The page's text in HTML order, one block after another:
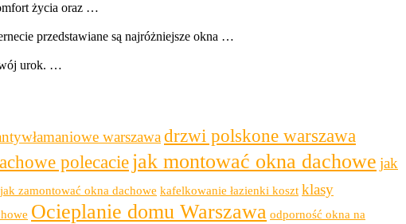
życia oraz …
przedstawiane są najróżniejsze okna …
urok. …
warszawadrzwi polskone warszawa
polecacie jak montować okna dachowe jak
jak zamontować okna dachowe kafelkowanie łazienki koszt klasy
Ocieplanie domu Warszawa odporność okna na